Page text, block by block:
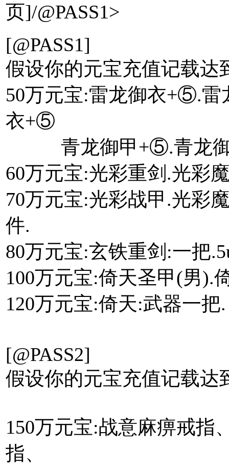
页]/@PASS1>
[@PASS1]
假设你的元宝充值记载达
50万元宝:雷龙御衣+⑤.
衣+⑤
青龙御甲+⑤.青龙御
60万元宝:光彩重剑.光彩
70万元宝:光彩战甲.光彩
件.
80万元宝:玄铁重剑:一把
100万元宝:倚天圣甲(男).
120万元宝:倚天:武器一把.
[@PASS2]
假设你的元宝充值记载达
150万元宝:战意麻痹戒指
指、